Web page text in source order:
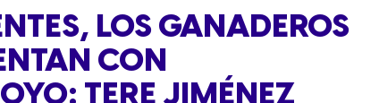
LOS GANADEROS
CON
TERE JIMÉNEZ